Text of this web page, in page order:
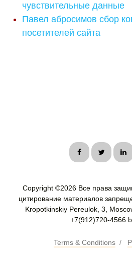
чувствительные данные
Павел абросимов сбор
посетителей сайта
Copyright ©2026 Все права
цитирование материалов
Kropotkinskiy Pereulok, 3,
+7(912)720-4566
Terms & Conditions /